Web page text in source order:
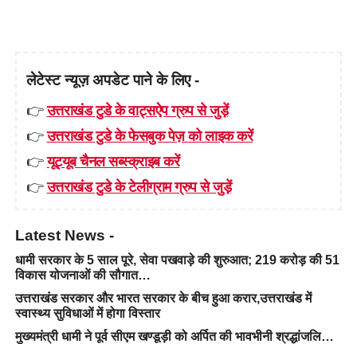
लेटेस्ट न्यूज़ अपडेट पाने के लिए -
👉उत्तराखंड टुडे के वाट्सऐप ग्रुप से जुड़ें
👉उत्तराखंड टुडे के फेसबुक पेज़ को लाइक करें
👉यूट्यूब चैनल सब्स्क्राइब करें
👉उत्तराखंड टुडे के टेलीग्राम ग्रुप से जुड़ें
Latest News -
धामी सरकार के 5 साल पूरे, सेवा पखवाड़े की शुरुआत; 219 करोड़ की 51
विकास योजनाओं की सौगात…
उत्तराखंड सरकार और भारत सरकार के बीच हुआ करार,उत्तराखंड में
स्वास्थ्य सुविधाओं में होगा विस्तार
मुख्यमंत्री धामी ने पूर्व सीएम खण्डूड़ी को अर्पित की भावभीनी श्रद्धांजलि…